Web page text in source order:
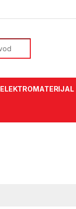
ELEKTROMATERIJAL